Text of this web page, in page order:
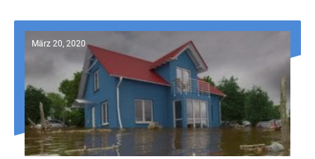
März 20, 2020